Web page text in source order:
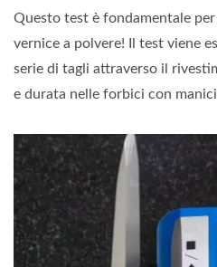
Questo test è fondamentale
vernice a polvere! Il test viene
serie di tagli attraverso il
e durata nelle forbici con